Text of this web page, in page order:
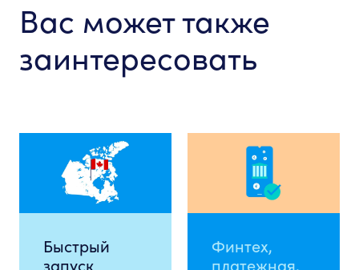
Вас может также
заинтересовать
Быстрый
запуск
Финтех,
платежная,